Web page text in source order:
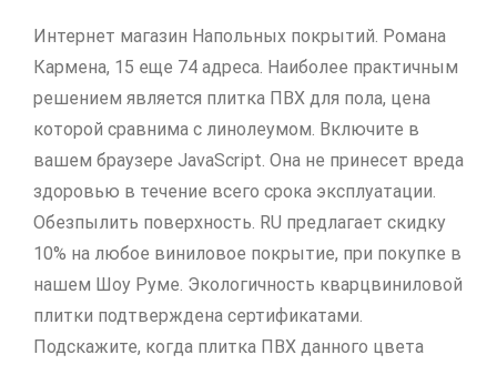
Интернет магазин Напольных покрытий. Романа
Кармена, 15 еще 74 адреса. Наиболее практичным
решением является плитка ПВХ для пола, цена
которой сравнима с линолеумом. Включите в
вашем браузере JavaScript. Она не принесет вреда
здоровью в течение всего срока эксплуатации.
Обезпылить поверхность. RU предлагает скидку
10% на любое виниловое покрытие, при покупке в
нашем Шоу Руме. Экологичность кварцвиниловой
плитки подтверждена сертификатами.
Подскажите, когда плитка ПВХ данного цвета